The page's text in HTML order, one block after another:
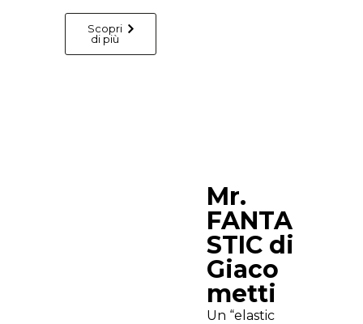
Scopri
di più
Mr.
FANTA
STIC di
Giaco
metti
Un “elastic